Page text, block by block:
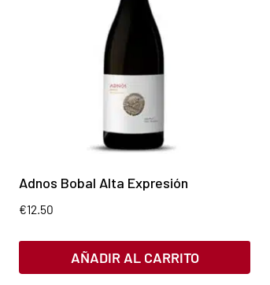
Adnos Bobal Alta Expresión
€12.50
AÑADIR AL CARRITO